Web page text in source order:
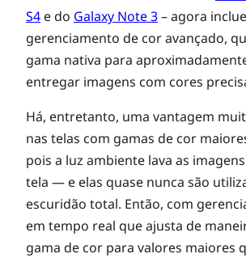
S4 e do Galaxy Note 3– agora
gerenciamento de cor avançado,
gama nativa para
entregar imagens com cores
Há, entretanto, uma vantagem
nas telas com gamas de cor
pois a luz ambiente lava as
tela — e elas quase nunca são
escuridão total. Então, com
em tempo real que ajusta de
gama de cor para valores maiores